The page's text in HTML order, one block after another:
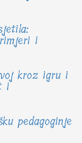
i
kroz igru i
i
pedagoginje